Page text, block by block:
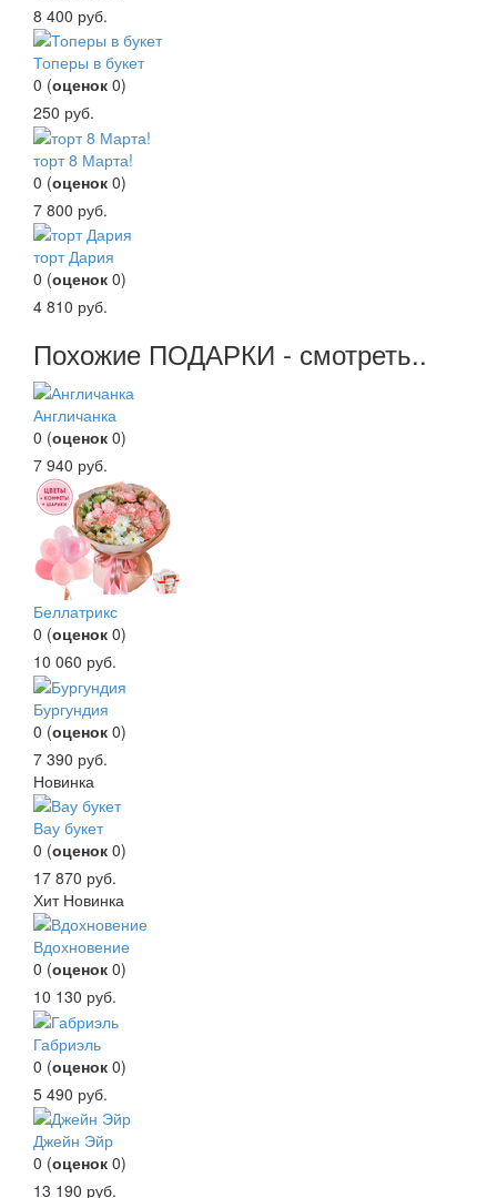
8 400 руб.
Топеры в букет
0 (оценок 0)
250 руб.
торт 8 Марта!
0 (оценок 0)
7 800 руб.
торт Дария
0 (оценок 0)
4 810 руб.
Похожие ПОДАРКИ - смотреть..
Англичанка
0 (оценок 0)
7 940 руб.
Беллатрикс
0 (оценок 0)
10 060 руб.
Бургундия
0 (оценок 0)
7 390 руб.
Новинка
Вау букет
0 (оценок 0)
17 870 руб.
Хит Новинка
Вдохновение
0 (оценок 0)
10 130 руб.
Габриэль
0 (оценок 0)
5 490 руб.
Джейн Эйр
0 (оценок 0)
13 190 руб.